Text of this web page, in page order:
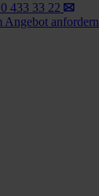
433 33 22
Angebot anfordern